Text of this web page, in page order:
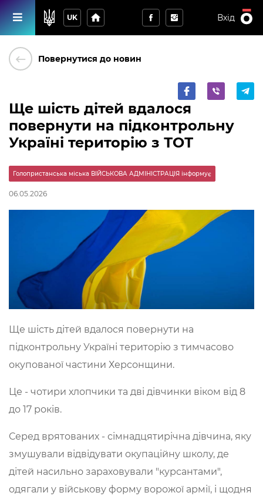
UK home Вхід
keyboard_backspace Повернутися до новин
Ще шість дітей вдалося
повернути на підконтрольну
Україні територію з ТОТ
Голопристанська міська ВІЙСЬКОВА АДМІНІСТРАЦІЯ інформує
06.05.2026
Ще шість дітей вдалося повернути на
підконтрольну Україні територію з тимчасово
окупованої частини Херсонщини.
Це - чотири хлопчики та дві дівчинки віком від 8
до 17 років.
Серед врятованих - сімнадцятирічна дівчина, яку
змушували відвідувати окупаційну школу, де
дітей насильно зараховували "курсантами",
одягали у військову форму ворожої армії, і щодня